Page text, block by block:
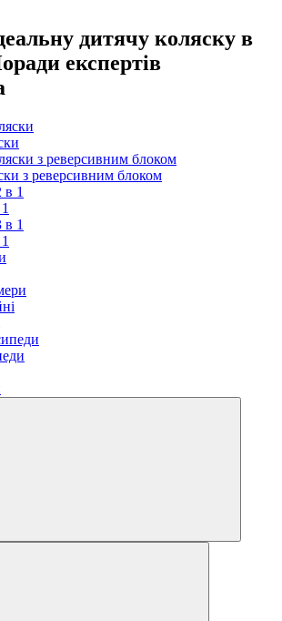
дитячу коляску в
експертів
з реверсивним блоком